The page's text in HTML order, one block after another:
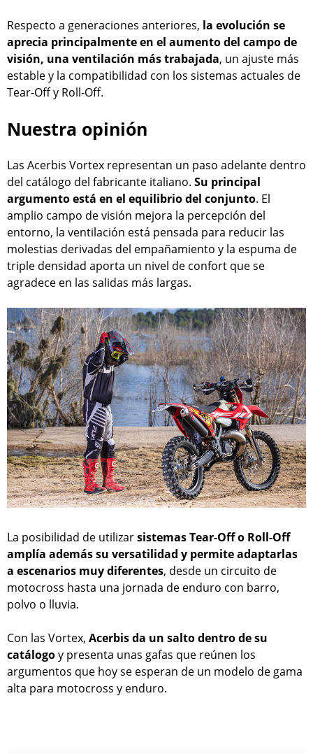
Respecto a generaciones anteriores, la evolución se
aprecia principalmente en el aumento del campo de
visión, una ventilación más trabajada, un ajuste más
estable y la compatibilidad con los sistemas actuales de
Tear-Off y Roll-Off.
Nuestra opinión
Las Acerbis Vortex representan un paso adelante dentro
del catálogo del fabricante italiano. Su principal
argumento está en el equilibrio del conjunto. El
amplio campo de visión mejora la percepción del
entorno, la ventilación está pensada para reducir las
molestias derivadas del empañamiento y la espuma de
triple densidad aporta un nivel de confort que se
agradece en las salidas más largas.
La posibilidad de utilizarsistemas Tear-Off o Roll-Off
amplía además su versatilidad y permite adaptarlas
a escenarios muy diferentes, desde un circuito de
motocross hasta una jornada de enduro con barro,
polvo o lluvia.
Con las Vortex, Acerbis da un salto dentro de su
catálogoy presenta unas gafas que reúnen los
argumentos que hoy se esperan de un modelo de gama
alta para motocross y enduro.